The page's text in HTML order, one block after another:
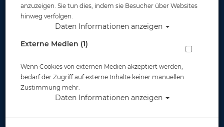
SSI Specialty - Science of Diving
Artikelnr.: TCF-SCIENCEOFDIVING
anzuzeigen. Sie tun dies, indem sie Besucher über Websites
hinweg verfolgen.
Daten Informationen anzeigen
Externe Medien (1)
Wenn Cookies von externen Medien akzeptiert werden,
bedarf der Zugriff auf externe Inhalte keiner manuellen
Zustimmung mehr.
Daten Informationen anzeigen